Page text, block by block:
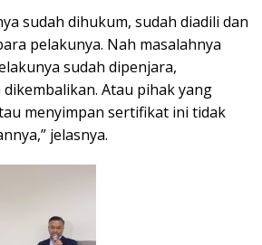
sudah dihukum, sudah diadili dan
pelakunya. Nah masalahnya
sudah dipenjara,
Atau pihak yang
menyimpan sertifikat ini tidak
jelasnya.